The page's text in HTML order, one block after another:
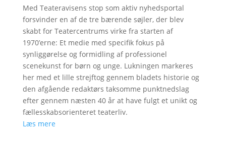
Med Teateravisens stop som aktiv nyhedsportal
forsvinder en af de tre bærende søjler, der blev
skabt for Teatercentrums virke fra starten af
1970’erne: Et medie med specifik fokus på
synliggørelse og formidling af professionel
scenekunst for børn og unge. Lukningen markeres
her med et lille strejftog gennem bladets historie og
den afgående redaktørs taksomme punktnedslag
efter gennem næsten 40 år at have fulgt et unikt og
fællesskabsorienteret teaterliv.
Læs mere